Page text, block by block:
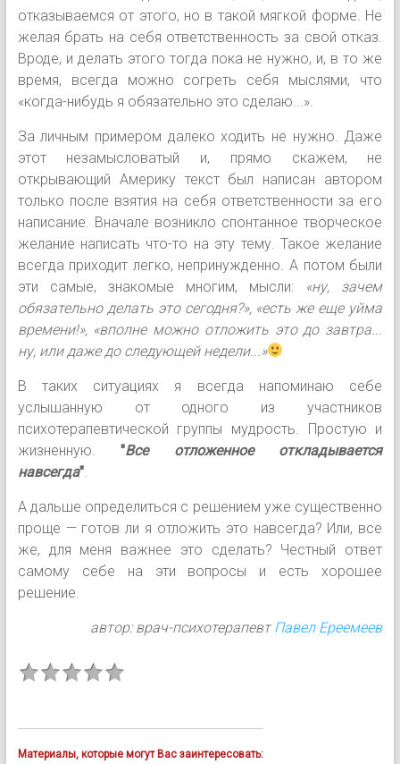
отказываемся от этого, но в такой мягкой форме. Не
желая брать на себя ответственность за свой отказ.
Вроде, и делать этого тогда пока не нужно, и, в то же
время, всегда можно согреть себя мыслями, что
«когда-нибудь я обязательно это сделаю...».
За личным примером далеко ходить не нужно. Даже
этот незамысловатый и, прямо скажем, не
открывающий Америку текст был написан автором
только после взятия на себя ответственности за его
написание. Вначале возникло спонтанное творческое
желание написать что-то на эту тему. Такое желание
всегда приходит легко, непринужденно. А потом были
эти самые, знакомые многим, мысли: «ну, зачем
обязательно делать это сегодня?», «есть же еще уйма
времени!», «вполне можно отложить это до завтра...
ну, или даже до следующей недели...»
В таких ситуациях я всегда напоминаю себе
услышанную от одного из участников
психотерапевтической группы мудрость. Простую и
жизненную."Все отложенное откладывается
навсегда".
А дальше определиться с решением уже существенно
проще — готов ли я отложить это навсегда? Или, все
же, для меня важнее это сделать? Честный ответ
самому себе на эти вопросы и есть хорошее
решение.
автор: врач-психотерапевтПавел Ереемеев
Материалы, которые могут Вас заинтересовать: